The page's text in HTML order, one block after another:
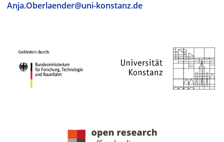
Anja.Oberlaender@uni-konstanz.de